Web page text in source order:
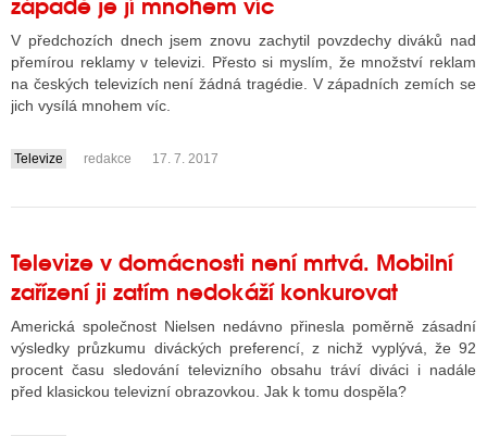
V předchozích dnech jsem znovu zachytil povzdechy diváků nad
přemírou reklamy v televizi. Přesto si myslím, že množství reklam
na českých televizích není žádná tragédie. V západních zemích se
jich vysílá mnohem víc.
....
Televize redakce 17. 7. 2017
Televize v domácnosti není mrtvá. Mobilní
zařízení ji zatím nedokáží konkurovat
Americká společnost Nielsen nedávno přinesla poměrně zásadní
výsledky průzkumu diváckých preferencí, z nichž vyplývá, že 92
procent času sledování televizního obsahu tráví diváci i nadále
před klasickou televizní obrazovkou. Jak k tomu dospěla?